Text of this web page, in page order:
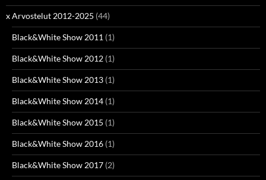
x Arvostelut 2012-2025 (44)
Black&White Show 2011 (1)
Black&White Show 2012 (1)
Black&White Show 2013 (1)
Black&White Show 2014 (1)
Black&White Show 2015 (1)
Black&White Show 2016 (1)
Black&White Show 2017 (2)